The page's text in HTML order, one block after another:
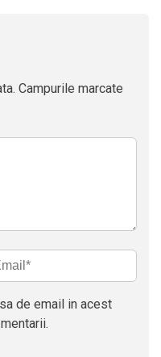
Campurile marcate
de email in acest